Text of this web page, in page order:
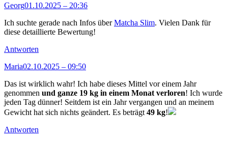
Georg01.10.2025 – 20:36
Ich suchte gerade nach Infos überMatcha Slim. Vielen Dank für
diese detaillierte Bewertung!
Antworten
Maria02.10.2025 – 09:50
Das ist wirklich wahr! Ich habe dieses Mittel vor einem Jahr
genommen und ganze 19 kg in einem Monat verloren! Ich wurde
jeden Tag dünner! Seitdem ist ein Jahr vergangen und an meinem
Gewicht hat sich nichts geändert. Es beträgt49 kg!
Antworten